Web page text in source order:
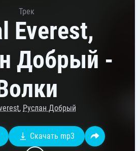
Трек
Everest,
Добрый -
, Руслан Добрый
Скачать mp3